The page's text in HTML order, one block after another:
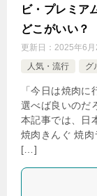
ビ・プレミア
どこがいい？
更新日： 2025年6月
人気・流行
グ
「今日は焼肉
選べば良いの
本記事では、日
焼肉きんぐ 焼
[…]